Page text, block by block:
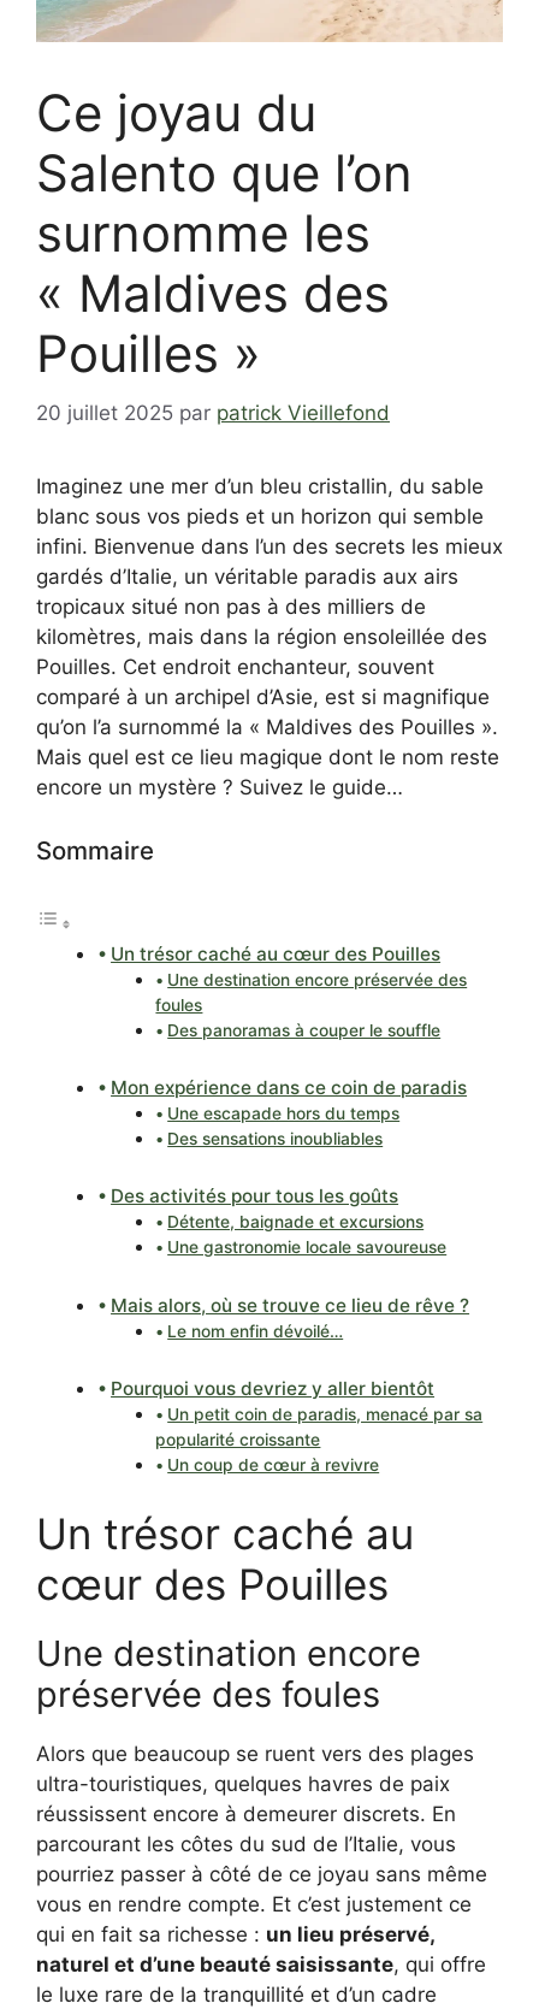
Ce joyau du
Salento que l’on
surnomme les
« Maldives des
Pouilles »
20 juillet 2025 par patrick Vieillefond
Imaginez une mer d’un bleu cristallin, du sable
blanc sous vos pieds et un horizon qui semble
infini. Bienvenue dans l’un des secrets les mieux
gardés d’Italie, un véritable paradis aux airs
tropicaux situé non pas à des milliers de
kilomètres, mais dans la région ensoleillée des
Pouilles. Cet endroit enchanteur, souvent
comparé à un archipel d’Asie, est si magnifique
qu’on l’a surnommé la « Maldives des Pouilles ».
Mais quel est ce lieu magique dont le nom reste
encore un mystère ? Suivez le guide…
Sommaire
Un trésor caché au cœur des Pouilles
Une destination encore préservée des
foules
Des panoramas à couper le souffle
Mon expérience dans ce coin de paradis
Une escapade hors du temps
Des sensations inoubliables
Des activités pour tous les goûts
Détente, baignade et excursions
Une gastronomie locale savoureuse
Mais alors, où se trouve ce lieu de rêve ?
Le nom enfin dévoilé…
Pourquoi vous devriez y aller bientôt
Un petit coin de paradis, menacé par sa
popularité croissante
Un coup de cœur à revivre
Un trésor caché au
cœur des Pouilles
Une destination encore
préservée des foules
Alors que beaucoup se ruent vers des plages
ultra-touristiques, quelques havres de paix
réussissent encore à demeurer discrets. En
parcourant les côtes du sud de l’Italie, vous
pourriez passer à côté de ce joyau sans même
vous en rendre compte. Et c’est justement ce
qui en fait sa richesse : un lieu préservé,
naturel et d’une beauté saisissante, qui offre
le luxe rare de la tranquillité et d’un cadre